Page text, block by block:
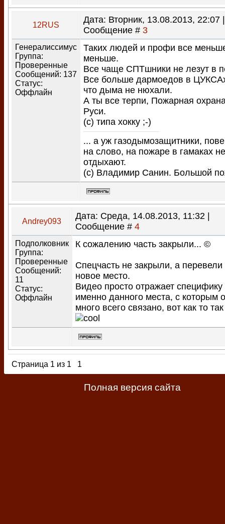
12RUS
Дата: Вторник, 13.08.2013, 22:07 |
Сообщение # 3
Генералиссимус
Группа:
Проверенные
Сообщений: 137
Статус:
Оффлайн
Таких людей и профи все
меньше.
Все чаще СПТшники не лезут в
Все больше дармоедов в
что дыма не нюхали.
А ты все терпи, Пожарная
Руси.
(с) типа хокку ;-)
... а уж газодымозащитники,
на слово, на пожаре в гамаках не
отдыхают.
(с) Владимир Санин. Большой
Andrey093
Дата: Среда, 14.08.2013, 11:32 |
Сообщение # 4
Подполковник
Группа:
Проверенные
Сообщений:
11
Статус:
Оффлайн
К сожалению часть закрыли... ©
Спецчасть не закрыли, а перевели
новое место.
Видео просто отражает специфику
именно данного места, с которым
много всего связано, вот как то так
Страница 1 из 1 1
Полная версия сайта